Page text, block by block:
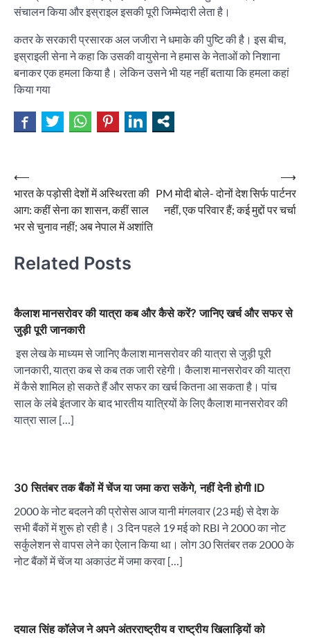
संचालन किया और इस्राइल इसकी पूरी जिम्मेदारी लेता है।
कतर के सरकारी प्रसारक अल जजीरा ने धमाके की पुष्टि की है। इस बीच,
इस्राइली सेना ने कहा कि उसकी वायुसेना ने हमास के नेताओं को निशाना
बनाकर एक हमला किया है। लेकिन उसने भी यह नहीं बताया कि हमला कहां
किया गया
Post
navigation
⟵
भारत के पड़ोसी देशों में अस्थिरता की
आग: कहीं सेना का शासन, कहीं साल
भर से चुनाव नहीं; अब नेपाल में अशांति
PM मोदी बोले- दोनों देश सिर्फ पार्टनर
नहीं, एक परिवार हैं; कई मुद्दों पर चर्चा
⟶
Related Posts
कैलाश मानसरोवर की यात्रा कब और कैसे करें? जानिए खर्च और सफर से
जुड़ी पूरी जानकारी
इस लेख के माध्यम से जानिए कैलाश मानसरोवर की यात्रा से जुड़ी पूरी
जानकारी, यात्रा कब से कब तक जारी रहेगी। कैलाश मानसरोवर की यात्रा
में कैसे शामिल हो सकते हैं और सफर का खर्च कितना आ सकता है। पांच
साल के लंबे इंतजार के बाद भारतीय यात्रियों के लिए कैलाश मानसरोवर की
यात्रा साल […]
30 सितंबर तक बैंकों में चेंज या जमा करा सकेंगे, नहीं देनी होगी ID
2000 के नोट बदलने की प्रोसेस आज यानी मंगलवार (23 मई) से देश के
सभी बैंकों में शुरू हो रही है। 3 दिन पहले 19 मई को RBI ने 2000 का नोट
सर्कुलेशन से वापस लेने का ऐलान किया था। लोग 30 सितंबर तक 2000 के
नोट बैंकों में चेंज या अकाउंट में जमा करवा […]
दयाल सिंह कॉलेज ने अपने अंतरराष्ट्रीय व राष्ट्रीय खिलाड़ियों को